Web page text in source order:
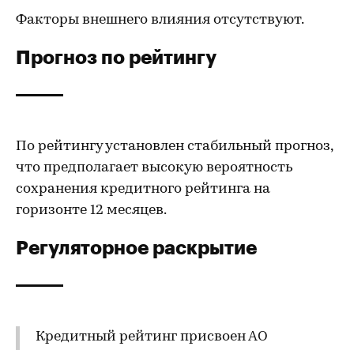
Факторы внешнего влияния отсутствуют.
Прогноз по рейтингу
По рейтингу установлен стабильный прогноз,
что предполагает высокую вероятность
сохранения кредитного рейтинга на
горизонте 12 месяцев.
Регуляторное раскрытие
Кредитный рейтинг присвоен АО